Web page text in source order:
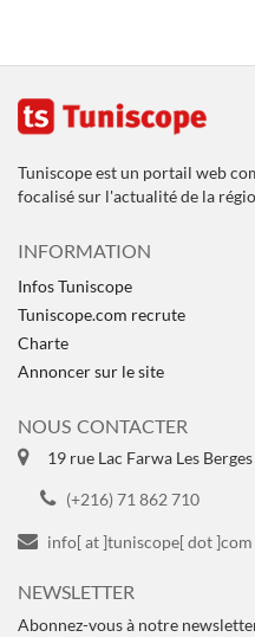
Tuniscope est un portail web
focalisé sur l'actualité de la
INFORMATION
Infos Tuniscope
Tuniscope.com recrute
Charte
Annoncer sur le site
NOUS CONTACTER
19 rue Lac Farwa Les
(+216) 71 862 710
info[ at ]tuniscope[ dot ]com
NEWSLETTER
Abonnez-vous à notre